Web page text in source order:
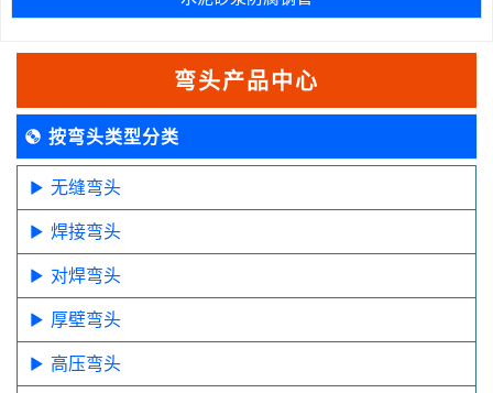
弯头产品中心
按弯头类型分类
无缝弯头
焊接弯头
对焊弯头
厚壁弯头
高压弯头